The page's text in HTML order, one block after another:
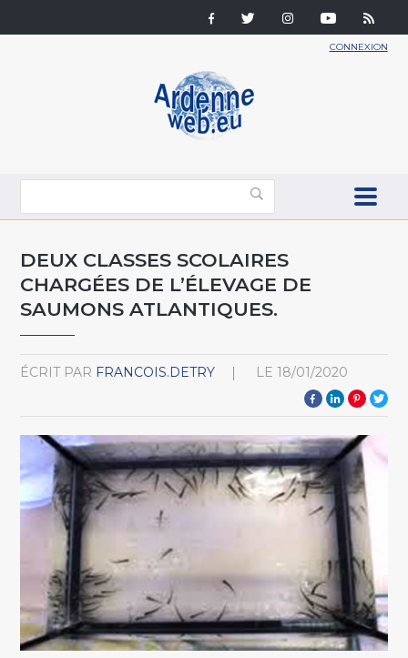
CONNEXION
DEUX CLASSES SCOLAIRES
CHARGÉES DE L’ÉLEVAGE DE
SAUMONS ATLANTIQUES.
ÉCRIT PAR FRANCOIS.DETRY LE 18/01/2020